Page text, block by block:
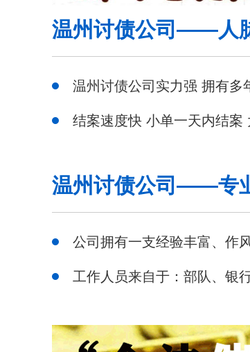
温州讨债公司——人
温州讨债公司实力强 拥有多
结案速度快 小单一天内结案
温州讨债公司——专
公司拥有一支经验丰富、作
工作人员来自于：部队、银